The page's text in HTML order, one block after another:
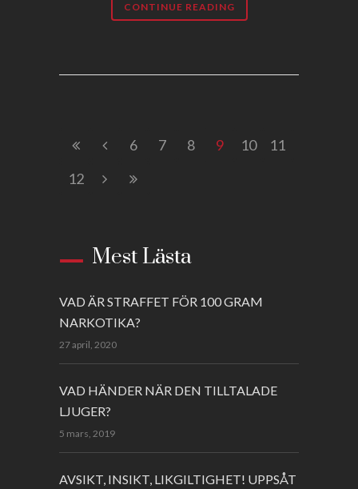
CONTINUE READING
6 7 8 9 10
11
12
Mest Lästa
VAD ÄR STRAFFET FÖR 100 GRAM
NARKOTIKA?
27 april, 2020
VAD HÄNDER NÄR DEN TILLTALADE
LJUGER?
5 mars, 2019
AVSIKT, INSIKT, LIKGILTIGHET! UPPSÅT